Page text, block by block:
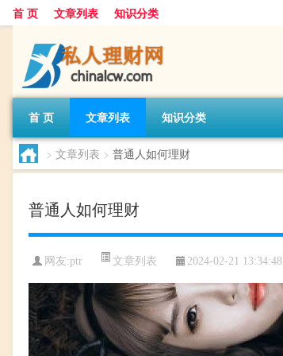
首 页 文章列表 知识分类
首 页 文章列表 知识分类
> 文章列表 > 普通人如何理财
普通人如何理财
网友:ptr 文章列表 2024-02-21 13:34:48